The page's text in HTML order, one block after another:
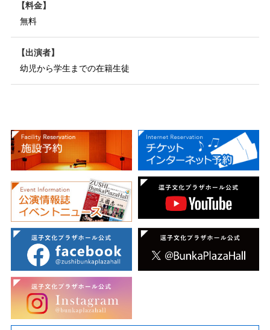
料金
無料
出演者
幼児から学生までの在籍生徒